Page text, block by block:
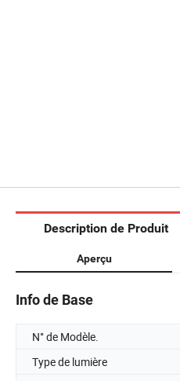
Description de Produit
Aperçu
Info de Base
N° de Modèle.
Type de lumière